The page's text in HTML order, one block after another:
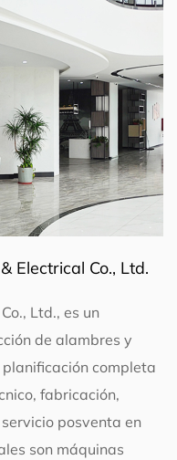
Electrical Co., Ltd.
Ltd., es un
de alambres y
completa
fabricación,
posventa en
son máquinas